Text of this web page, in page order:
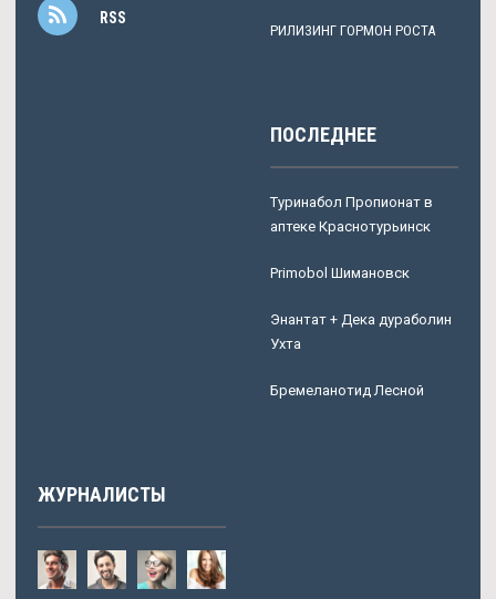
RSS
РИЛИЗИНГ ГОРМОН РОСТА
ПОСЛЕДНЕЕ
Туринабол Пропионат в
аптеке Краснотурьинск
Primobol Шимановск
Энантат + Дека дураболин
Ухта
Бремеланотид Лесной
ЖУРНАЛИСТЫ